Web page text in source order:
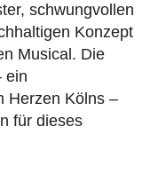
schwungvollen
Konzept
Musical. Die
ein
Herzen Kölns –
für dieses